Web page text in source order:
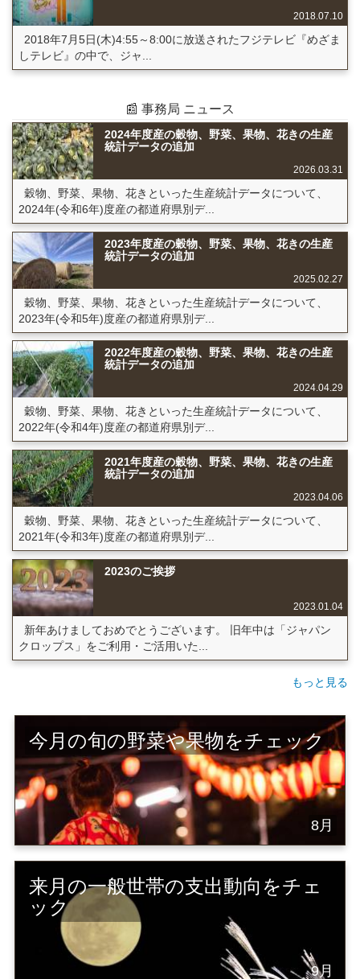
2018.07.10
2018年7月5日(木)4:55～8:00に放送されたフジテレビ『めざま
しテレビ』の中で、ジャ...
📰 事務局 ニュース
2024年度産の穀物、野菜、果物、花きの生産
統計データの追加
2026.03.31
穀物、野菜、果物、花きといった生産統計データについて、
2024年(令和6年)度産の都道府県別デ...
2023年度産の穀物、野菜、果物、花きの生産
統計データの追加
2025.02.27
穀物、野菜、果物、花きといった生産統計データについて、
2023年(令和5年)度産の都道府県別デ...
2022年度産の穀物、野菜、果物、花きの生産
統計データの追加
2024.04.29
穀物、野菜、果物、花きといった生産統計データについて、
2022年(令和4年)度産の都道府県別デ...
2021年度産の穀物、野菜、果物、花きの生産
統計データの追加
2023.04.06
穀物、野菜、果物、花きといった生産統計データについて、
2021年(令和3年)度産の都道府県別デ...
2023のご挨拶
2023.01.04
新年あけましておめでとうございます。 旧年中は「ジャパン
クロップス」をご利用・ご活用いた...
もっと見る
今月の旬の野菜や果物をチェック
8月
来月の一般世帯の支出動向をチェ
ック
9月